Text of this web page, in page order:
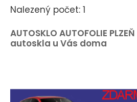
Nalezený počet: 1
AUTOSKLO AUTOFOLIE
autoskla u Vás doma